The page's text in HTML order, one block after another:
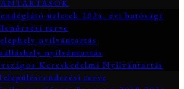
üzletek 2024. évi hatósági
terve
nyilvántartás
nyilvántartás
Kereskedelmi Nyilvántartás
terve